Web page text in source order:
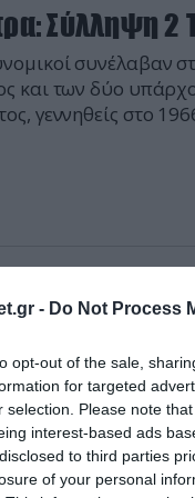
- Do Not Process
opt-out of the sale,
for targeted
selection. Please note
interest-based ads
to third parties
of your personal
Σύλληψη 2
συνέλαβαν
και των δύο
γεννηθείς στο
ανηλίκων που
ταξί και
μήνες του
ηλικίας 13 έως 16
Η σπείρα
της 400 ευρώ κι